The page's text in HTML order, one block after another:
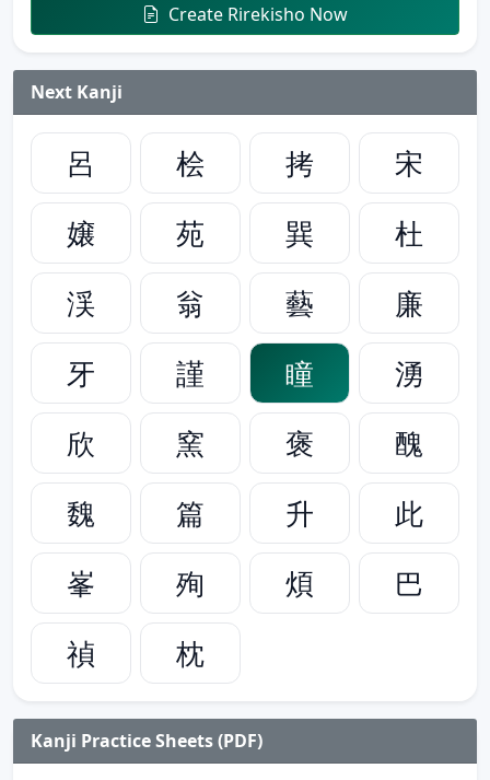
Create Rirekisho Now
Next Kanji
呂 桧 拷
宋
嬢
苑 巽
杜
渓
翁 藝
廉
牙
謹 瞳
湧
欣
窯 褒
醜
魏
篇 升
此
峯
殉 煩
巴
禎
枕
Kanji Practice Sheets (PDF)